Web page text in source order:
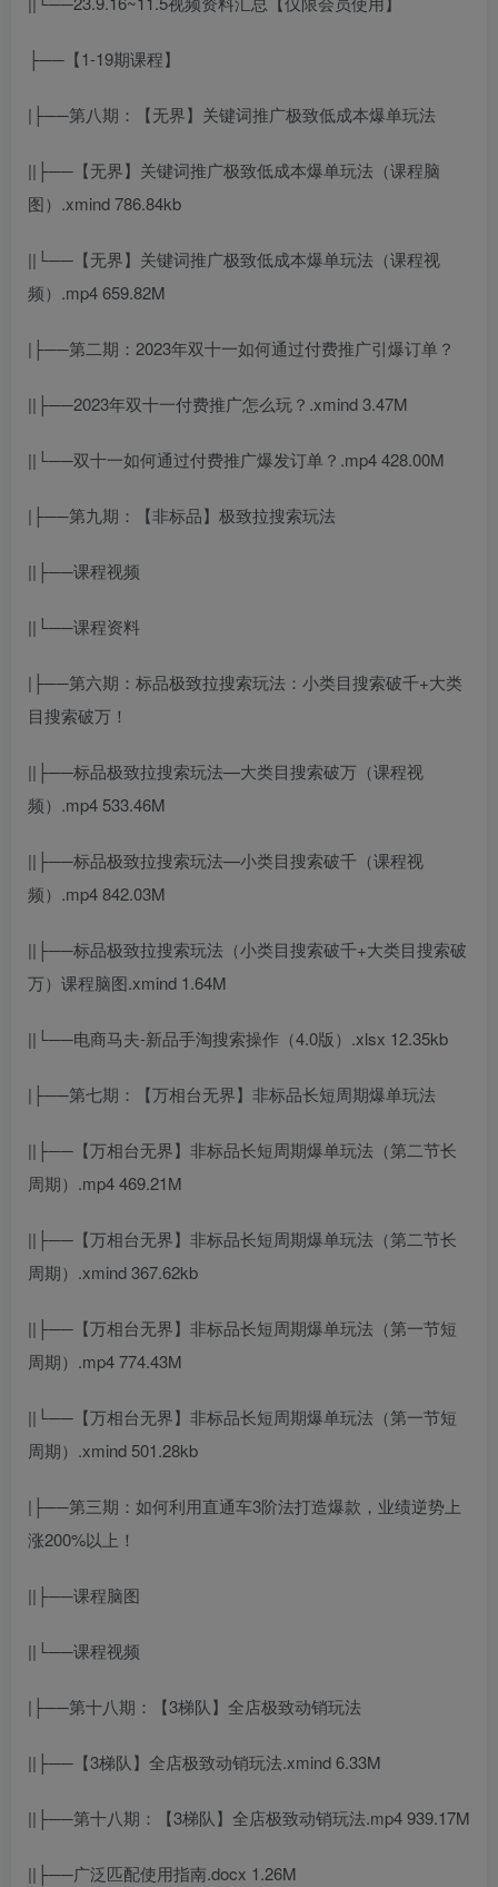
├──【1-19期课程】
|├──第八期：【无界】关键词推广极致低成本爆单玩法
||├──【无界】关键词推广极致低成本爆单玩法（课程脑
图）.xmind 786.84kb
||└──【无界】关键词推广极致低成本爆单玩法（课程视
频）.mp4 659.82M
|├──第二期：2023年双十一如何通过付费推广引爆订单？
||├──2023年双十一付费推广怎么玩？.xmind 3.47M
||└──双十一如何通过付费推广爆发订单？.mp4 428.00M
|├──第九期：【非标品】极致拉搜索玩法
||├──课程视频
||└──课程资料
|├──第六期：标品极致拉搜索玩法：小类目搜索破千+大类
目搜索破万！
||├──标品极致拉搜索玩法—大类目搜索破万（课程视
频）.mp4 533.46M
||├──标品极致拉搜索玩法—小类目搜索破千（课程视
频）.mp4 842.03M
||├──标品极致拉搜索玩法（小类目搜索破千+大类目搜索破
万）课程脑图.xmind 1.64M
||└──电商马夫-新品手淘搜索操作（4.0版）.xlsx 12.35kb
|├──第七期：【万相台无界】非标品长短周期爆单玩法
||├──【万相台无界】非标品长短周期爆单玩法（第二节长
周期）.mp4 469.21M
||├──【万相台无界】非标品长短周期爆单玩法（第二节长
周期）.xmind 367.62kb
||├──【万相台无界】非标品长短周期爆单玩法（第一节短
周期）.mp4 774.43M
||└──【万相台无界】非标品长短周期爆单玩法（第一节短
周期）.xmind 501.28kb
|├──第三期：如何利用直通车3阶法打造爆款，业绩逆势上
涨200%以上！
||├──课程脑图
||└──课程视频
|├──第十八期：【3梯队】全店极致动销玩法
||├──【3梯队】全店极致动销玩法.xmind 6.33M
||├──第十八期：【3梯队】全店极致动销玩法.mp4 939.17M
||├──广泛匹配使用指南.docx 1.26M